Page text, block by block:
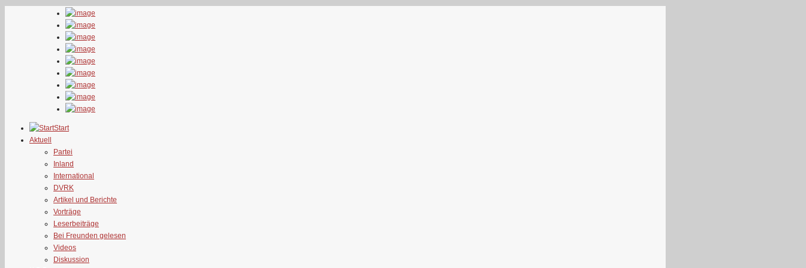
Start
Aktuell
Partei
Inland
International
DVRK
Artikel und Berichte
Vorträge
Leserbeiträge
Bei Freunden gelesen
Videos
Diskussion